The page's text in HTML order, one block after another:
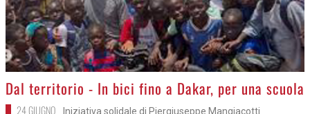
>
Dal territorio - In bici fino a Dakar, per una scuola
24 GIUGNO Iniziativa solidale di Piergiuseppe Mangiacotti